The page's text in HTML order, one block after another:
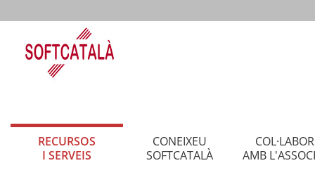
RECURSOS
I SERVEIS
CONEIXEU
SOFTCATALÀ
AMB